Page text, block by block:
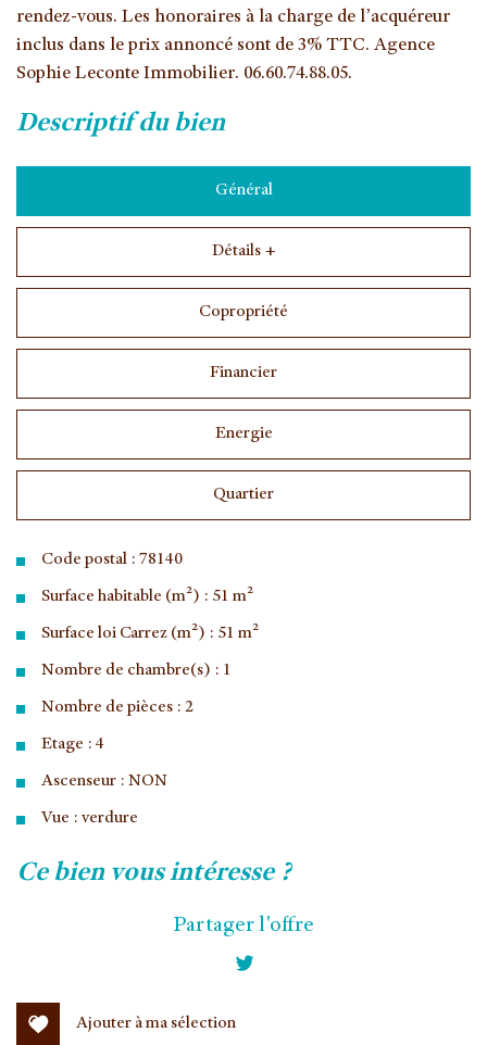
rendez-vous. Les honoraires à la charge de l’acquéreur
inclus dans le prix annoncé sont de 3% TTC. Agence
Sophie Leconte Immobilier. 06.60.74.88.05.
descriptif du bien
Général
Détails +
Copropriété
Financier
Energie
Quartier
Code postal : 78140
Surface habitable (m²) : 51 m²
Surface loi Carrez (m²) : 51 m²
Nombre de chambre(s) : 1
Nombre de pièces : 2
Etage : 4
Ascenseur : NON
Vue : verdure
la ville de vélizy-villacoublay (78140)
ce bien vous intéresse ?
Partager l'offre
Ajouter à ma sélection